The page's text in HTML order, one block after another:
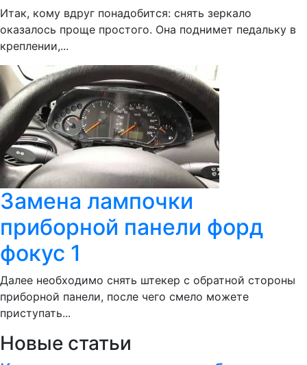
Итак, кому вдруг понадобится: снять зеркало
оказалось проще простого. Она поднимет педальку в
креплении,...
Замена лампочки
приборной панели форд
фокус 1
Далее необходимо снять штекер с обратной стороны
приборной панели, после чего смело можете
приступать...
Новые статьи